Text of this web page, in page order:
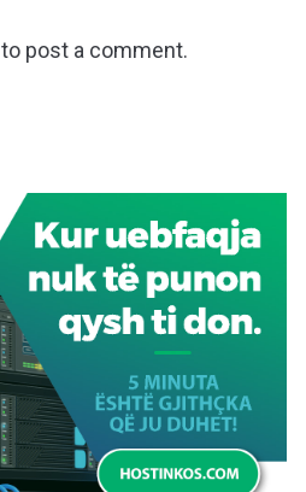
to post a comment.